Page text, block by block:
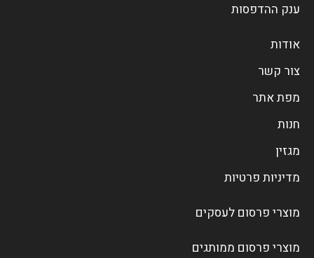
ענק ההדפסות
אודות
צור קשר
מפת אתר
חנות
מגזין
מדיניות פרטיות
מוצרי פרסום לעסקים
מוצרי פרסום ממותגים